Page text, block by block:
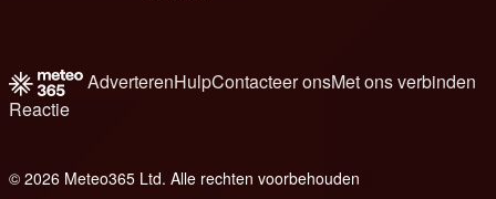
AdverterenHulpContacteer onsMet ons verbinden
Reactie
© 2026 Meteo365 Ltd. Alle rechten voorbehouden